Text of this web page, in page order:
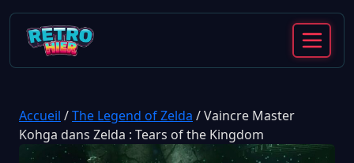
Accueil /The Legend of Zelda /Vaincre Master
Kohga dans Zelda : Tears of the Kingdom